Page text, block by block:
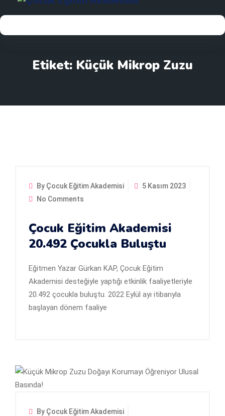
Etiket: Küçük Mikrop Zuzu
By Çocuk Eğitim Akademisi
5 Kasım 2023
No Comments
Çocuk Eğitim Akademisi
20.492 Çocukla Buluştu
Eğitmen Yazar Gürkan KAP, Çocuk Eğitim
Akademisi desteğiyle yaptığı etkinlik faaliyetleriyle
20.492 çocukla buluştu. 2022 Eylül ayı itibarıyla
başlayan dönem faaliye
By Çocuk Eğitim Akademisi